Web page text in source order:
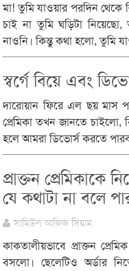
মা! তুমি যাওয়ার পরদিন থেকে
চাই না তুমি ঘড়িটা
নাওনি। কিন্তু কথা হলো, তুমি
স্বর্গে বিয়ে এবং
দারোয়ান ফিরে এল ছয় মাস
প্রেমিকা তখন জানতে চাইলো,
হলে আমরা ডিভোর্স করতে
প্রাক্তন প্রেমিকাকে
যে কথাটা না বলে
সামিউল আজিজ সিয়াম
কাকতালীয়ভাবে প্রাক্তন
বসলো। ছেলেটিও অর্ডার